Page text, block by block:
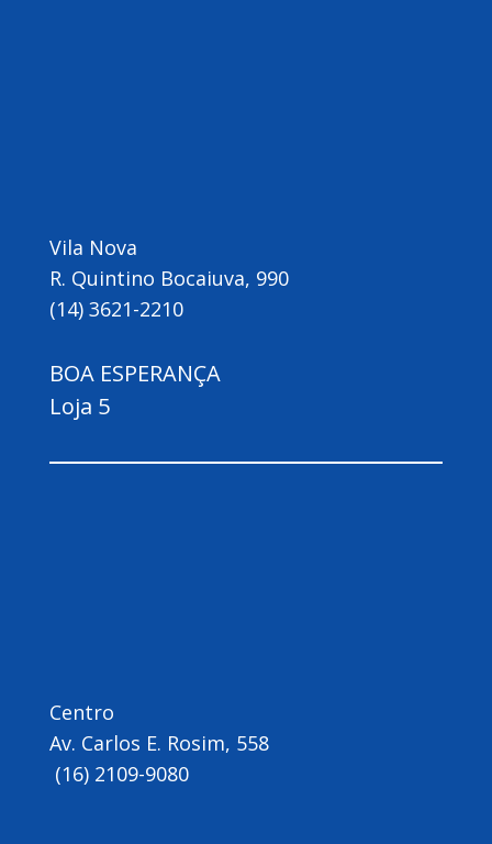
Vila Nova
R. Quintino Bocaiuva, 990
(14) 3621-2210
BOA ESPERANÇA
Loja 5
Centro
Av. Carlos E. Rosim, 558
(16) 2109-9080